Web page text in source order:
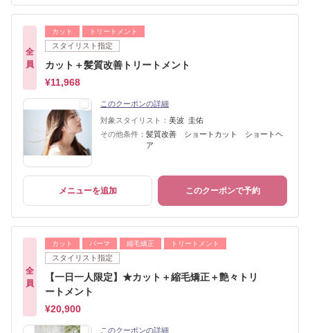
全
員
カット トリートメント
スタイリスト指定
カット＋髪質改善トリートメント
¥11,968
このクーポンの詳細
対象スタイリスト： 美波 圭佑
その他条件： 髪質改善 ショートカット ショートヘ
ア
メニューを追加 このクーポンで予約
全
員
カット パーマ 縮毛矯正 トリートメント
スタイリスト指定
【一日一人限定】★カット＋縮毛矯正＋艶々トリ
ートメント
¥20,900
このクーポンの詳細